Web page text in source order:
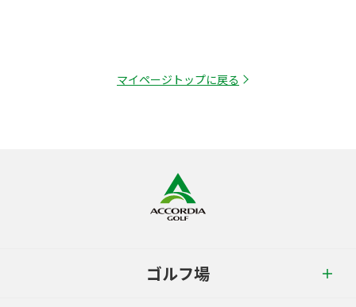
マイページトップに戻る
ゴルフ場